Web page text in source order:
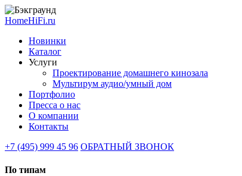
HomeHiFi.ru
Новинки
Каталог
Услуги
Проектирование домашнего кинозала
Мультирум аудио/умный дом
Портфолио
Пресса о нас
О компании
Контакты
+7 (495) 999 45 96 ОБРАТНЫЙ ЗВОНОК
По типам